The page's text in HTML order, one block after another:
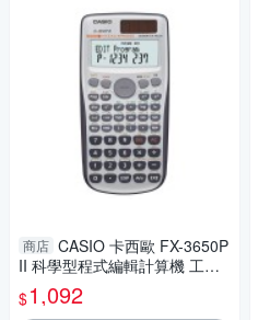
商店 CASIO 卡西歐 FX-3650P
II 科學型程式編輯計算機 工程
用
$1,092